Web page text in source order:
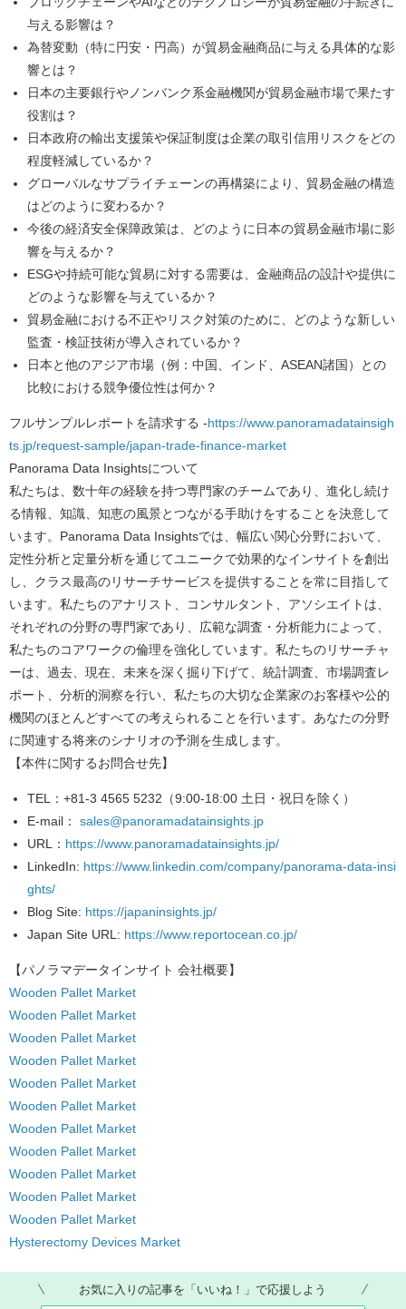
与える影響は？
為替変動（特に円安・円高）が貿易金融商品に与える具体的な影
響とは？
日本の主要銀行やノンバンク系金融機関が貿易金融市場で果たす
役割は？
日本政府の輸出支援策や保証制度は企業の取引信用リスクをどの
程度軽減しているか？
グローバルなサプライチェーンの再構築により、貿易金融の構造
はどのように変わるか？
今後の経済安全保障政策は、どのように日本の貿易金融市場に影
響を与えるか？
ESGや持続可能な貿易に対する需要は、金融商品の設計や提供に
どのような影響を与えているか？
貿易金融における不正やリスク対策のために、どのような新しい
監査・検証技術が導入されているか？
日本と他のアジア市場（例：中国、インド、ASEAN諸国）との
比較における競争優位性は何か？
フルサンプルレポートを請求する -https://www.panoramadatainsigh
ts.jp/request-sample/japan-trade-finance-market
Panorama Data Insightsについて
私たちは、数十年の経験を持つ専門家のチームであり、進化し続け
る情報、知識、知恵の風景とつながる手助けをすることを決意して
います。Panorama Data Insightsでは、幅広い関心分野において、
定性分析と定量分析を通じてユニークで効果的なインサイトを創出
し、クラス最高のリサーチサービスを提供することを常に目指して
います。私たちのアナリスト、コンサルタント、アソシエイトは、
それぞれの分野の専門家であり、広範な調査・分析能力によって、
私たちのコアワークの倫理を強化しています。私たちのリサーチャ
ーは、過去、現在、未来を深く掘り下げて、統計調査、市場調査レ
ポート、分析的洞察を行い、私たちの大切な企業家のお客様や公的
機関のほとんどすべての考えられることを行います。あなたの分野
に関連する将来のシナリオの予測を生成します。
【本件に関するお問合せ先】
TEL
：+81-3 4565 5232（9:00-18:00 土日・祝日を除く）
E-mail ： sales@panoramadatainsights.jp
URL
： https://www.panoramadatainsights.jp/
LinkedIn: https://www.linkedin.com/company/panorama-data-insi
ghts/
Blog Site: https://japaninsights.jp/
Japan Site URL: https://www.reportocean.co.jp/
【パノラマデータインサイト 会社概要】
Wooden Pallet Market
Wooden Pallet Market
Wooden Pallet Market
Wooden Pallet Market
Wooden Pallet Market
Wooden Pallet Market
Wooden Pallet Market
Wooden Pallet Market
Wooden Pallet Market
Wooden Pallet Market
Wooden Pallet Market
Hysterectomy Devices Market
お気に入りの記事を「いいね！」で応援しよう